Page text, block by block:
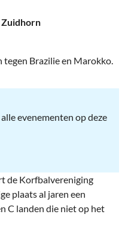
Brazilie en Marokko.
evenementen op deze
de Korfbalvereniging
plaats al jaren een
C landen die niet op het